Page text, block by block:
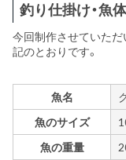
釣り仕掛け・魚
今回制作させていただ
記のとおりです。
魚名
魚のサイズ
魚の重量